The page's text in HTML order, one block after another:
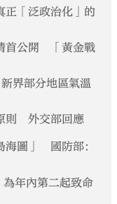
「泛政治化」的
首公開 「黃金戰
界部分地區氣溫
則 外交部回應
海圖」 國防部：
年內第二起致命